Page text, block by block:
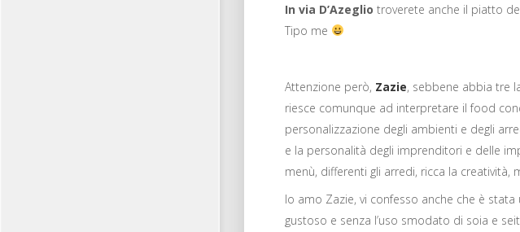
In via D’Azeglio troverete anche il piatto
Tipo me
Attenzione però, Zazie, sebbene abbia tre
riesce comunque ad interpretare il food
personalizzazione degli ambienti e degli
e la personalità degli imprenditori e delle
menù, differenti gli arredi, ricca la
Io amo Zazie, vi confesso anche che è
gustoso e senza l’uso smodato di soia e